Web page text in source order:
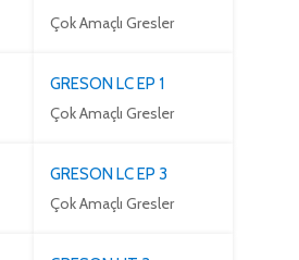
Çok Amaçlı Gresler
GRESON LC EP 1
Çok Amaçlı Gresler
GRESON LC EP 3
Çok Amaçlı Gresler